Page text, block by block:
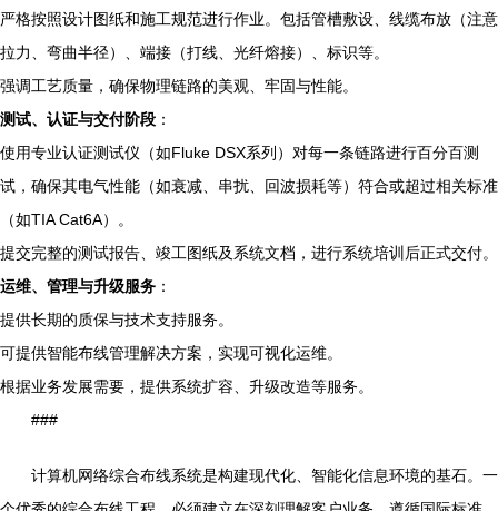
严格按照设计图纸和施工规范进行作业。包括管槽敷设、线缆布放（注意
拉力、弯曲半径）、端接（打线、光纤熔接）、标识等。
强调工艺质量，确保物理链路的美观、牢固与性能。
测试、认证与交付阶段 ：
使用专业认证测试仪（如Fluke DSX系列）对每一条链路进行百分百测
试，确保其电气性能（如衰减、串扰、回波损耗等）符合或超过相关标准
（如TIA Cat6A）。
提交完整的测试报告、竣工图纸及系统文档，进行系统培训后正式交付。
运维、管理与升级服务 ：
提供长期的质保与技术支持服务。
可提供智能布线管理解决方案，实现可视化运维。
根据业务发展需要，提供系统扩容、升级改造等服务。
###
计算机网络综合布线系统是构建现代化、智能化信息环境的基石。一